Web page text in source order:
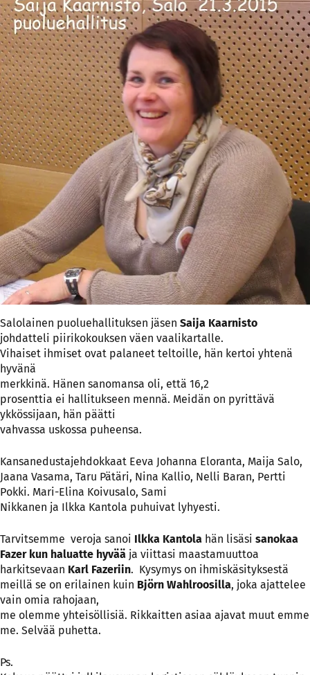
Salolainen puoluehallituksen jäsen Saija Kaarnisto
johdatteli piirikokouksen väen vaalikartalle.
Vihaiset ihmiset ovat palaneet teltoille, hän kertoi yhtenä
hyvänä
merkkinä. Hänen sanomansa oli, että 16,2
prosenttia ei hallitukseen mennä. Meidän on pyrittävä
ykkössijaan, hän päätti
vahvassa uskossa puheensa.
Kansanedustajehdokkaat Eeva Johanna Eloranta, Maija Salo,
Jaana Vasama, Taru Pätäri, Nina Kallio, Nelli Baran, Pertti
Pokki. Mari-Elina Koivusalo, Sami
Nikkanen ja Ilkka Kantola puhuivat lyhyesti.
Tarvitsemme veroja sanoi Ilkka Kantola hän lisäsi sanokaa
Fazer kun haluatte hyvää ja viittasi maastamuuttoa
harkitsevaan Karl Fazeriin. Kysymys on ihmiskäsityksestä
meillä se on erilainen kuin Björn Wahlroosilla, joka ajattelee
vain omia rahojaan,
me olemme yhteisöllisiä. Rikkaitten asiaa ajavat muut emme
me. Selvää puhetta.
Ps.